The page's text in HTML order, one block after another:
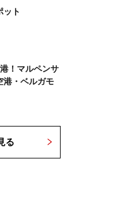
ット
！マルペンサ
港・ベルガモ
る